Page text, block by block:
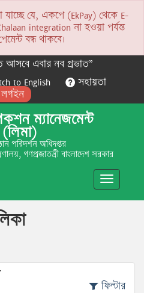
যে, একপে (EkPay) থেকে E-
integration না হওয়া পর্যন্ত
বন্ধ থাকবে।
আসবে এবার নব প্রভাত”
to English
সহায়তা
লগইন
ম্যানেজমেন্ট
(লিমা)
পরিদর্শন অধিদপ্তর
গণপ্রজাতন্ত্রী বাংলাদেশ সরকার
Toggle
ফিল্টার